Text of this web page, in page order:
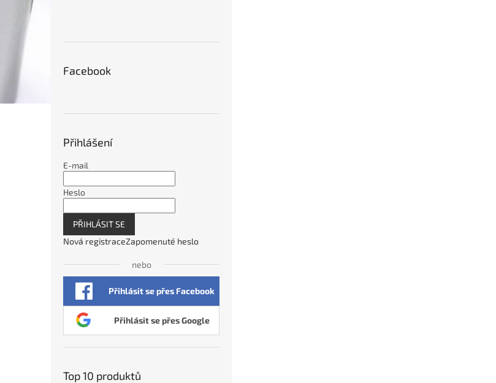
Facebook
Přihlášení
E-mail
Heslo
PŘIHLÁSIT SE
Nová registraceZapomenuté heslo
nebo
Přihlásit se přes Facebook
Přihlásit se přes Google
Top 10 produktů